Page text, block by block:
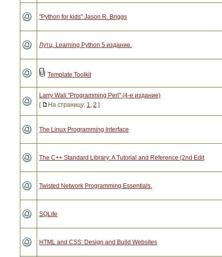
"Python for kids" Jason R. Briggs
Лутц. Learning Python 5 издание.
Template Toolkit
Larry Wall "Programming Perl" (4-е издание)
[
На страницу: 1, 2 ]
The Linux Programming Interface
The C++ Standard Library: A Tutorial and Reference (2nd Edit
Twisted Network Programming Essentials.
SQLite
HTML and CSS: Design and Build Websites